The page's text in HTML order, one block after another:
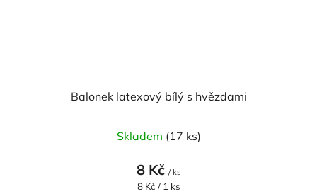
Balonek latexový bílý s hvězdami
Skladem (17 ks)
8 Kč / ks
Měrná
8 Kč / 1 ks